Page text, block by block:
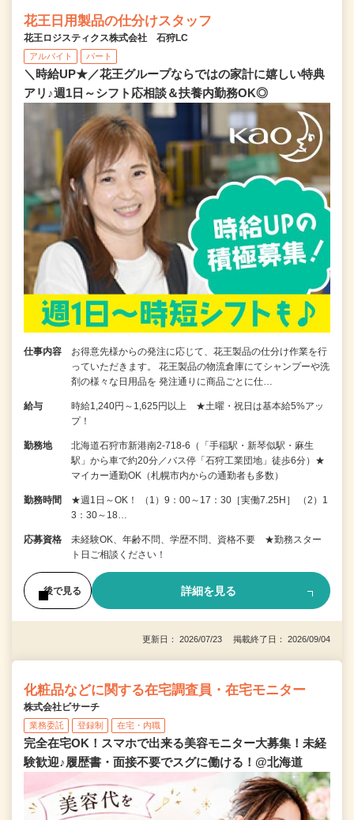
花王日用製品の仕分けスタッフ
花王ロジスティクス株式会社 石狩LC
アルバイト パート
＼時給UP★／花王グループならではの家計に嬉しい特典
アリ♪週1日～シフト応相談＆扶養内勤務OK◎
仕事内容
お得意先様からの発注に応じて、花王製品の仕分け作業を行
っていただきます。 花王製品の物流倉庫にてシャンプーや洗
剤の様々な日用品を 発注通りに商品ごとに仕…
給与
時給1,240円～1,625円以上 ★土曜・祝日は基本給5%アッ
プ！
勤務地
北海道石狩市新港南2-718-6（「手稲駅・新琴似駅・麻生
駅」から車で約20分／バス停「石狩工業団地」徒歩6分）★
マイカー通勤OK（札幌市内からの通勤者も多数）
勤務時間
★週1日～OK！ （1）9：00～17：30［実働7.25H］ （2）1
3：30～18…
応募資格
未経験OK、年齢不問、学歴不問、資格不要 ★勤務スター
ト日ご相談ください！
後で見る 詳細を見る
更新日： 2026/07/23 掲載終了日： 2026/09/04
化粧品などに関する在宅調査員・在宅モニター
株式会社ビサーチ
業務委託 登録制 在宅・内職
完全在宅OK！スマホで出来る美容モニター大募集！未経
験歓迎♪履歴書・面接不要でスグに働ける！@北海道